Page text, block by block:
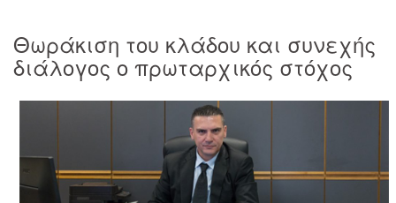
Θωράκιση του κλάδου και συνεχής
διάλογος ο πρωταρχικός στόχος